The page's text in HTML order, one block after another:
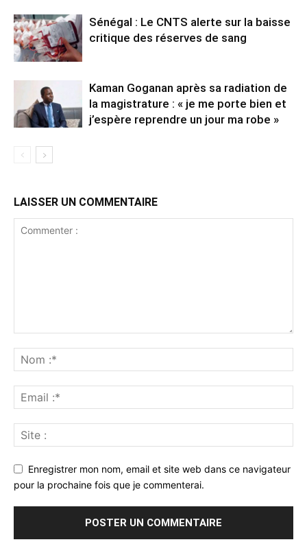
Sénégal : Le CNTS alerte sur la baisse
critique des réserves de sang
Kaman Goganan après sa radiation de
la magistrature : « je me porte bien et
j’espère reprendre un jour ma robe »
LAISSER UN COMMENTAIRE
Enregistrer mon nom, email et site web dans ce navigateur
pour la prochaine fois que je commenterai.